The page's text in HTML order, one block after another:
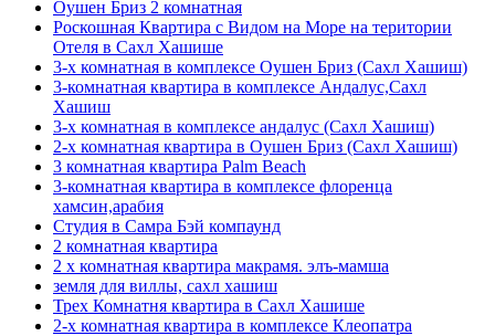
Оушен Бриз 2 комнатная
Роскошная Квартира с Видом на Море на територии
Отеля в Сахл Хашише
3-х комнатная в комплексе Оушен Бриз (Сахл Хашиш)
3-комнатная квартира в комплексе Андалус,Сахл
Хашиш
3-х комнатная в комплексе андалус (Сахл Хашиш)
2-х комнатная квартира в Оушен Бриз (Сахл Хашиш)
3 комнатная квартира Palm Beach
3-комнатная квартира в комплексе флоренца
хамсин,арабия
Студия в Самра Бэй компаунд
2 комнатная квартира
2 х комнатная квартира макрамя. элъ-мамша
земля для виллы, сахл хашиш
Трех Комнатня квартира в Сахл Хашише
2-х комнатная квартира в комплексе Клеопатра